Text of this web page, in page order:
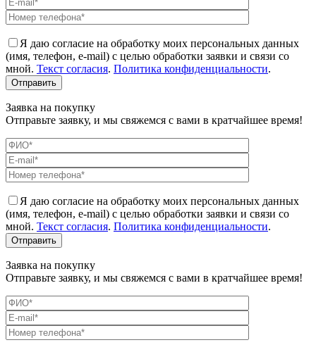
Я даю согласие на обработку моих персональных данных
(имя, телефон, e-mail) с целью обработки заявки и связи со
мной. Текст согласия. Политика конфиденциальности.
Заявка на покупку
Отправьте заявку, и мы свяжемся с вами в кратчайшее время!
Я даю согласие на обработку моих персональных данных
(имя, телефон, e-mail) с целью обработки заявки и связи со
мной. Текст согласия. Политика конфиденциальности.
Заявка на покупку
Отправьте заявку, и мы свяжемся с вами в кратчайшее время!